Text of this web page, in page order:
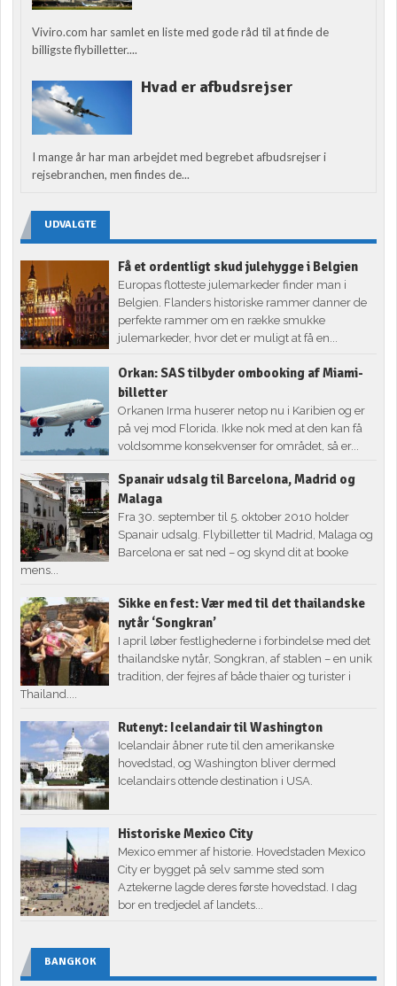
Viviro.com har samlet en liste med gode råd til at finde de
billigste flybilletter....
Hvad er afbudsrejser
I mange år har man arbejdet med begrebet afbudsrejser i
rejsebranchen, men findes de...
UDVALGTE
Få et ordentligt skud julehygge i Belgien
Europas flotteste julemarkeder finder man i
Belgien. Flanders historiske rammer danner de
perfekte rammer om en række smukke
julemarkeder, hvor det er muligt at få en...
Orkan: SAS tilbyder ombooking af Miami-
billetter
Orkanen Irma huserer netop nu i Karibien og er
på vej mod Florida. Ikke nok med at den kan få
voldsomme konsekvenser for området, så er...
Spanair udsalg til Barcelona, Madrid og
Malaga
Fra 30. september til 5. oktober 2010 holder
Spanair udsalg. Flybilletter til Madrid, Malaga og
Barcelona er sat ned – og skynd dit at booke
mens...
Sikke en fest: Vær med til det thailandske
nytår ‘Songkran’
I april løber festlighederne i forbindelse med det
thailandske nytår, Songkran, af stablen – en unik
tradition, der fejres af både thaier og turister i
Thailand....
Rutenyt: Icelandair til Washington
Icelandair åbner rute til den amerikanske
hovedstad, og Washington bliver dermed
Icelandairs ottende destination i USA.
Historiske Mexico City
Mexico emmer af historie. Hovedstaden Mexico
City er bygget på selv samme sted som
Aztekerne lagde deres første hovedstad. I dag
bor en tredjedel af landets...
BANGKOK